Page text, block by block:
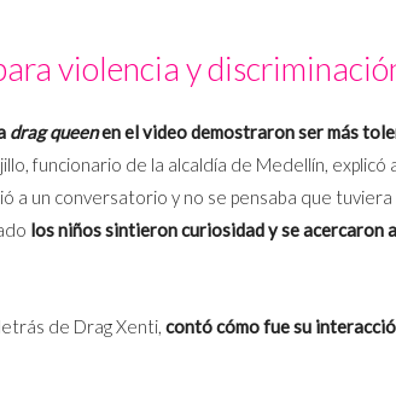
violencia y
drag queenen el video demostraron ser más
funcionario de la alcaldía de Medellín, explicó
a un conversatorio y no se pensaba que
los niños sintieron curiosidad y se acercaron
de Drag Xenti, contó cómo fue su